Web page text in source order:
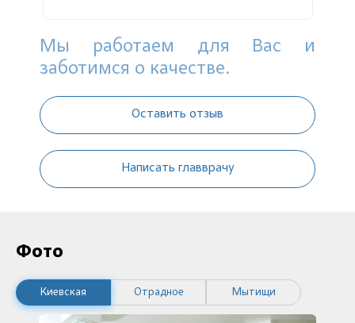
Мы работаем для Вас и
заботимся о качестве.
Оставить отзыв
Написать главврачу
Фото
Киевская Отрадное Мытищи